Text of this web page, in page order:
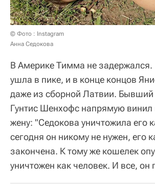
© Фото : Instagram
Анна Седокова
В Америке Тимма не задержался.
ушла в пике, и в конце концов
даже из сборной Латвии.
Гунтис Шенхофс напрямую винил
жену: "Седокова уничтожила его
сегодня он никому не нужен, его
закончена. К тому же кошелек
уничтожен как человек. И все, он